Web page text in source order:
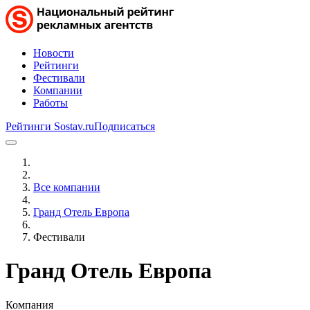
Новости
Рейтинги
Фестивали
Компании
Работы
Рейтинги Sostav.ruПодписаться
Все компании
Гранд Отель Европа
Фестивали
Гранд Отель Европа
Компания